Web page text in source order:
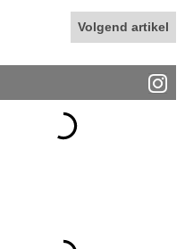
Volgend artikel